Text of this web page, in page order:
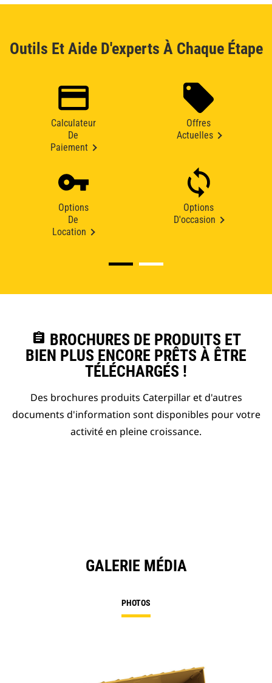
Outils Et Aide D'experts À Chaque Étape
Calculateur
De
Paiement
Offres
Actuelles
Options
De
Location
Options
D'occasion
assignment BROCHURES DE PRODUITS ET
BIEN PLUS ENCORE PRÊTS À ÊTRE
TÉLÉCHARGÉS !
Des brochures produits Caterpillar et d'autres
documents d'information sont disponibles pour votre
activité en pleine croissance.
GALERIE MÉDIA
PHOTOS